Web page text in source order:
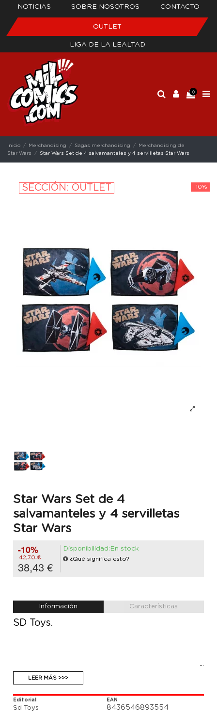
NOTICIAS SOBRE NOSOTROS CONTACTO
OUTLET
LIGA DE LA LEALTAD
0
Inicio Merchandising Sagas merchandising
Merchandising de
Star Wars
Star Wars Set de 4 salvamanteles y 4 servilletas Star Wars
-10%
SECCIÓN: OUTLET
Star Wars Set de 4
salvamanteles y 4 servilletas
Star Wars
-10%
42,70 €
38,43 €
Disponibilidad:En stock
¿Qué significa esto?
Información Características
SD Toys.
LEER MÁS >>>
Editorial
Sd Toys
EAN
8436546893554